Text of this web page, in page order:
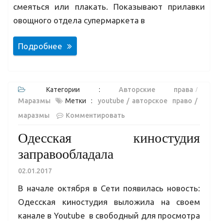
смеяться или плакать. Показывают прилавки
овощного отдела супермаркета в
Подробнее
Категории : Авторские права
Маразмы
Метки : youtube
авторское право
маразмы
Комментировать
Одесская киностудия
заправообладала
02.01.2017
В начале октября в Сети появилась новость:
Одесская киностудия выложила на своем
канале в Youtube в свободный для просмотра